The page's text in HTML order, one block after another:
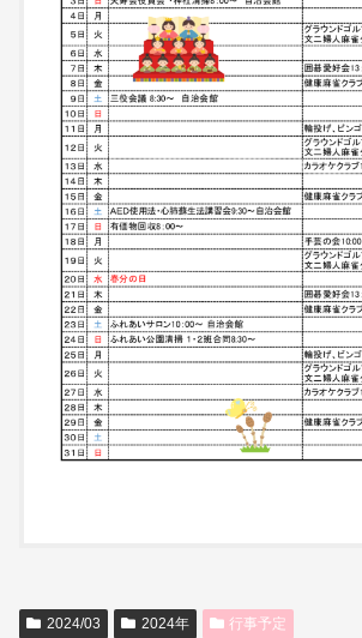
2024/03 2024年 行事予定